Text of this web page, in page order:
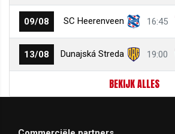
09/08 SC Heerenveen 16:45
13/08 Dunajská Streda 19:00
BEKIJK ALLES